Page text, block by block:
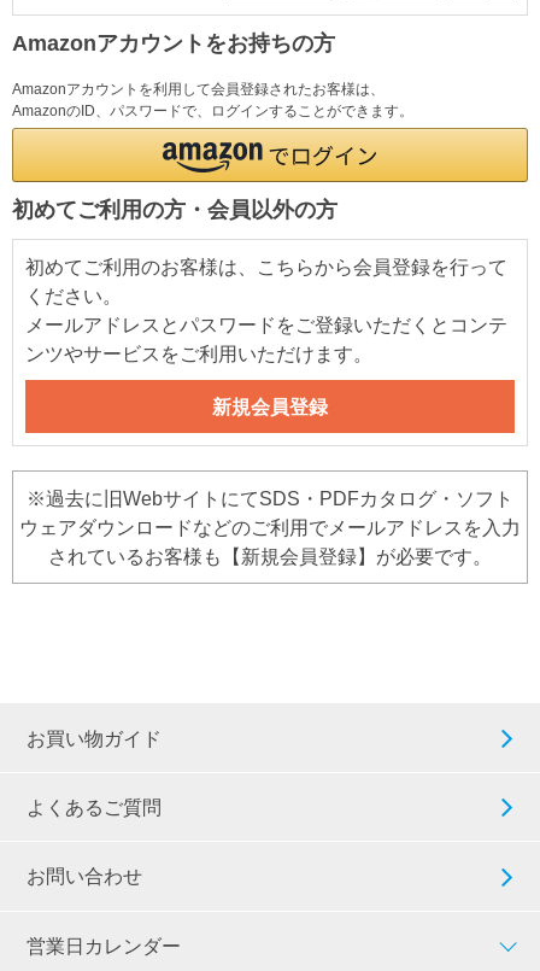
Amazonアカウントをお持ちの方
Amazonアカウントを利用して会員登録されたお客様は、
AmazonのID、パスワードで、ログインすることができます。
初めてご利用の方・会員以外の方
初めてご利用のお客様は、こちらから会員登録を行って
ください。
メールアドレスとパスワードをご登録いただくとコンテ
ンツやサービスをご利用いただけます。
※過去に旧WebサイトにてSDS・PDFカタログ・ソフト
ウェアダウンロードなどのご利用でメールアドレスを入力
されているお客様も【新規会員登録】が必要です。
お買い物ガイド
よくあるご質問
お問い合わせ
営業日カレンダー